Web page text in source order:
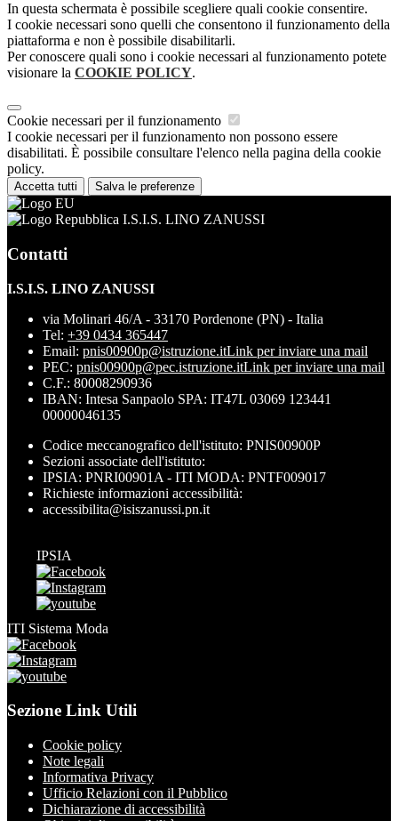
In questa schermata è possibile scegliere quali cookie consentire.
I cookie necessari sono quelli che consentono il funzionamento della
piattaforma e non è possibile disabilitarli.
Per conoscere quali sono i cookie necessari al funzionamento potete
visionare la COOKIE POLICY.
Cookie necessari per il funzionamento
I cookie necessari per il funzionamento non possono essere
disabilitati. È possibile consultare l'elenco nella pagina della cookie
policy.
Accetta tutti Salva le preferenze
I.S.I.S. LINO ZANUSSI
Contatti
I.S.I.S. LINO ZANUSSI
via Molinari 46/A - 33170 Pordenone (PN) - Italia
Tel: +39 0434 365447
Email: pnis00900p@istruzione.itLink per inviare una mail
PEC: pnis00900p@pec.istruzione.itLink per inviare una mail
C.F.: 80008290936
IBAN: Intesa Sanpaolo SPA: IT47L 03069 123441
00000046135
Codice meccanografico dell'istituto: PNIS00900P
Sezioni associate dell'istituto:
IPSIA: PNRI00901A - ITI MODA: PNTF009017
Richieste informazioni accessibilità:
accessibilita@isiszanussi.pn.it
IPSIA
ITI Sistema Moda
Sezione Link Utili
Cookie policy
Note legali
Informativa Privacy
Ufficio Relazioni con il Pubblico
Dichiarazione di accessibilità